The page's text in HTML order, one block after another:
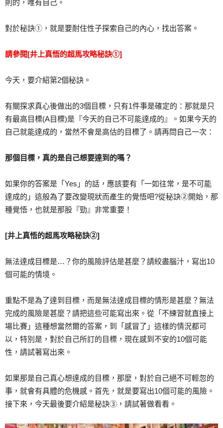
則的，唯有自己。
對於秘訣①，就是要耐住性子探索自己的內心，找出答案。
請參閱[井上真悟的超馬攻略秘訣①]
今天，要介紹第2個秘訣。
有關探求真心後做出的3個目標，只有1件事是確定的：那就是只
有最高目標(A目標)是『今天的自己不可能達成的』。如果今天的
自己就能達成的，當然不會是高估的目標了。請再問自己一次：
那個目標，真的是自己想要達到的嗎？
如果你的答案是「Yes」的話，應該要有「一如往常，是不可能
達成的」這般為了要改變現狀而產生的覺悟吧?從秘訣②開始，那
種覺悟，也就是那股『勁』非常重要！
[井上真悟的超馬攻略秘訣②]
無法達成目標是…？你的風險評估是甚麼？請絞盡腦汁，寫出10
個可能的情境。
重點不是為了達到目標，而是無法達成目標的情形是甚麼？無法
完成的風險是甚麼？請把這些可能寫出來。從「不練習就直接上
場比賽」這種想當然爾的答案，到「感冒了」這樣的情況都可
以，特別是，對於自己所訂的目標，現在感到不安的10個可能
性，請試著寫出來。
如果那是自己真心想達成的目標，那麼，對於自己絕不可輕忽的
事，就會有具體的危機感。首先，就是要寫出10個可能的風險。
接下來，今天最後要介紹是秘訣③，請試著做看看。